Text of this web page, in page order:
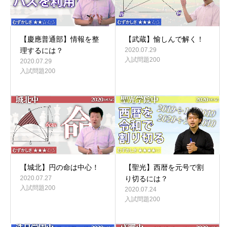
【慶應普通部】情報を整
理するには？
2020.07.29
入試問題200
【武蔵】愉しんで解く！
2020.07.29
入試問題200
【城北】円の命は中心！
2020.07.27
入試問題200
【聖光】西暦を元号で割
り切るには？
2020.07.24
入試問題200